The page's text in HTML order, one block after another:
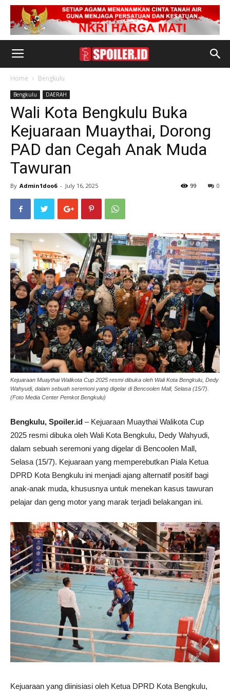
Home Bengkulu
Bengkulu DAERAH
Wali Kota Bengkulu Buka
Kejuaraan Muaythai, Dorong
PAD dan Cegah Anak Muda
Tawuran
By Admin1doo6 - July 16, 2025 0
99
Kejuaraan Muaythai Walikota Cup 2025 resmi dibuka oleh Wali Kota Bengkulu, Dedy
Wahyudi, dalam sebuah seremoni yang digelar di Bencoolen Mall, Selasa (15/7).
(Foto Media Center Pemkot Bengkulu)
Bengkulu, Spoiler.id – Kejuaraan Muaythai Walikota Cup
2025 resmi dibuka oleh Wali Kota Bengkulu, Dedy Wahyudi,
dalam sebuah seremoni yang digelar di Bencoolen Mall,
Selasa (15/7). Kejuaraan yang memperebutkan Piala Ketua
DPRD Kota Bengkulu ini menjadi ajang alternatif positif bagi
anak-anak muda, khususnya untuk menekan kasus tawuran
pelajar dan geng motor yang marak terjadi belakangan ini.
Kejuaraan yang diinisiasi oleh Ketua DPRD Kota Bengkulu,